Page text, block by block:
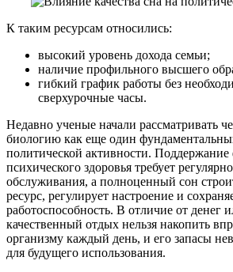
К таким ресурсам относились:
высокий уровень дохода семьи;
наличие профильного высшего
гибкий график работы без
сверхурочные часы.
Недавно ученые начали рассматривать
биологию как еще один
политической активности. Поддержание
психического здоровья требует
обслуживания, а полноценный сон
ресурс, регулирует настроение и
работоспособность. В отличие от денег
качественный отдых нельзя накопить
организму каждый день, и его запасы
для будущего использования.